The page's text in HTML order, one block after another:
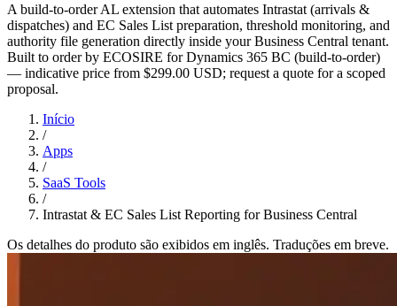
A build-to-order AL extension that automates Intrastat (arrivals &
dispatches) and EC Sales List preparation, threshold monitoring, and
authority file generation directly inside your Business Central tenant.
Built to order by ECOSIRE for Dynamics 365 BC (build-to-order)
— indicative price from $299.00 USD; request a quote for a scoped
proposal.
Início
/
Apps
/
SaaS Tools
/
Intrastat & EC Sales List Reporting for Business Central
Os detalhes do produto são exibidos em inglês. Traduções em breve.